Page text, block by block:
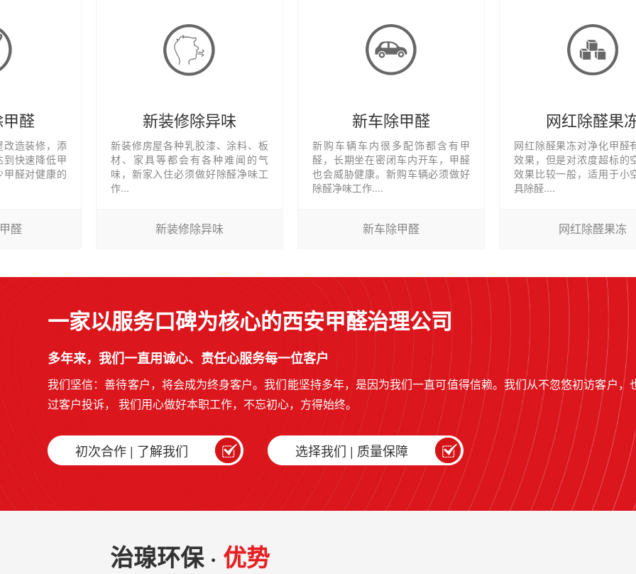
醛
造装修，添
快速降低甲
醛对健康的
醛
新装修除异味
新装修房屋各种乳胶漆、涂料、板
材、家具等都会有各种难闻的气
味，新家入住必须做好除醛净味工
作...
新装修除异味
新车除甲醛
新购车辆车内很多配饰都含有甲
醛，长期坐在密闭车内开车，甲醛
也会威胁健康。新购车辆必须做好
除醛净味工作....
新车除甲醛
网红除醛果
网红除醛果冻对净化甲醛
效果，但是对浓度超标的
效果比较一般，适用于小
具除醛....
网红除醛果冻
一家以服务口碑为核心的西安甲醛治理公司
多年来，我们一直用诚心、责任心服务每一位客户
我们坚信：善待客户，将会成为终身客户。我们能坚持多年，是因为我们一直可值得信赖。我们从不忽悠初访客户，
过客户投诉， 我们用心做好本职工作，不忘初心，方得始终。
初次合作 | 了解我们 选择我们 | 质量保障
治瑔环保 · 优势